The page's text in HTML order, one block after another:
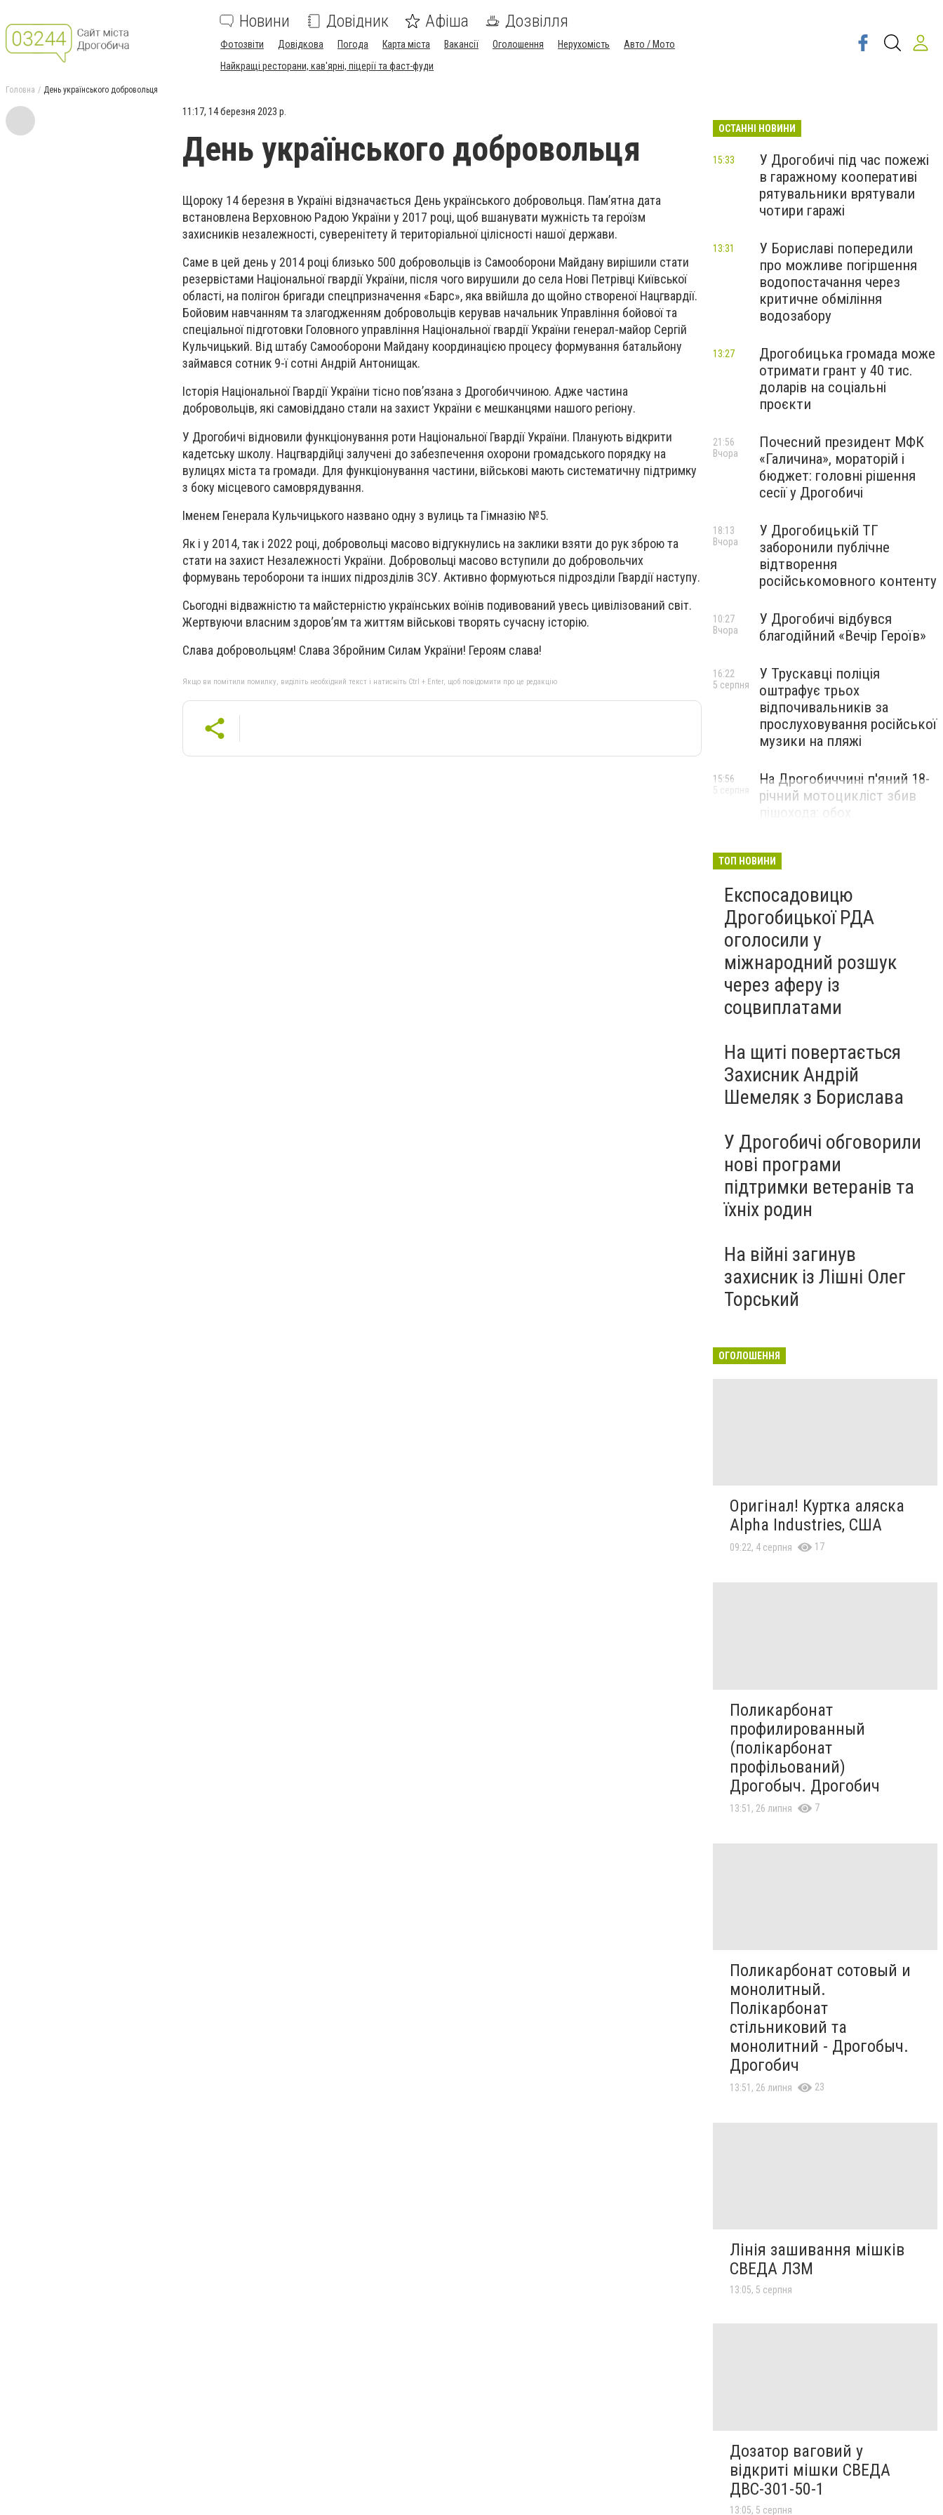
Новини Довідник Афіша Дозвілля
Фотозвіти Довідкова Погода Карта міста Вакансії Оголошення Нерухомість
Авто / Мото
Найкращі ресторани, кав'ярні, піцерії та фаст-фуди
Головна День українського добровольця
11:17, 14 березня 2023 р.
День українського добровольця
Щороку 14 березня в Україні відзначається День українського добровольця. Пам’ятна дата
встановлена Верховною Радою України у 2017 році, щоб вшанувати мужність та героїзм
захисників незалежності, суверенітету й територіальної цілісності нашої держави.
Саме в цей день у 2014 році близько 500 добровольців із Самооборони Майдану вирішили стати
резервістами Національної гвардії України, після чого вирушили до села Нові Петрівці Київської
області, на полігон бригади спецпризначення «Барс», яка ввійшла до щойно створеної Нацгвардії.
Бойовим навчанням та злагодженням добровольців керував начальник Управління бойової та
спеціальної підготовки Головного управління Національної гвардії України генерал-майор Сергій
Кульчицький. Від штабу Самооборони Майдану координацією процесу формування батальйону
займався сотник 9-ї сотні Андрій Антонищак.
Історія Національної Гвардії України тісно пов’язана з Дрогобиччиною. Адже частина
добровольців, які самовіддано стали на захист України є мешканцями нашого регіону.
У Дрогобичі відновили функціонування роти Національної Гвардії України. Планують відкрити
кадетську школу. Нацгвардійці залучені до забезпечення охорони громадського порядку на
вулицях міста та громади. Для функціонування частини, військові мають систематичну підтримку
з боку місцевого самоврядування.
Іменем Генерала Кульчицького названо одну з вулиць та Гімназію №5.
Як і у 2014, так і 2022 році, добровольці масово відгукнулись на заклики взяти до рук зброю та
стати на захист Незалежності України. Добровольці масово вступили до добровольчих
формувань тероборони та інших підрозділів ЗСУ. Активно формуються підрозділи Гвардії наступу.
Сьогодні відважністю та майстерністю українських воїнів подивований увесь цивілізований світ.
Жертвуючи власним здоров’ям та життям військові творять сучасну історію.
Слава добровольцям! Слава Збройним Силам України! Героям слава!
Якщо ви помітили помилку, виділіть необхідний текст і натисніть Ctrl + Enter, щоб повідомити про це редакцію
ОСТАННІ НОВИНИ
У Дрогобичі під час пожежі
в гаражному кооперативі
рятувальники врятували
чотири гаражі
15:33
У Бориславі попередили
про можливе погіршення
водопостачання через
критичне обміління
водозабору
13:31
Дрогобицька громада може
отримати грант у 40 тис.
доларів на соціальні
проєкти
13:27
Почесний президент МФК
«Галичина», мораторій і
бюджет: головні рішення
сесії у Дрогобичі
21:56
Вчора
У Дрогобицькій ТГ
заборонили публічне
відтворення
російськомовного контенту
18:13
Вчора
У Дрогобичі відбувся
благодійний «Вечір Героїв»
10:27
Вчора
У Трускавці поліція
оштрафує трьох
відпочивальників за
прослуховування російської
музики на пляжі
16:22
5 серпня
На Дрогобиччині п'яний 18-
річний мотоцикліст збив
пішохода: обох
15:56
5 серпня
ТОП НОВИНИ
Експосадовицю
Дрогобицької РДА
оголосили у
міжнародний розшук
через аферу із
соцвиплатами
На щиті повертається
Захисник Андрій
Шемеляк з Борислава
У Дрогобичі обговорили
нові програми
підтримки ветеранів та
їхніх родин
На війні загинув
захисник із Лішні Олег
Торський
ОГОЛОШЕННЯ
Оригінал! Куртка аляска
Alpha Industries, США
09:22, 4 серпня 17
Поликарбонат
профилированный
(полікарбонат
профільований)
Дрогобыч. Дрогобич
13:51, 26 липня 7
Поликарбонат сотовый и
монолитный.
Полікарбонат
стільниковий та
монолитний - Дрогобыч.
Дрогобич
13:51, 26 липня 23
Лінія зашивання мішків
СВЕДА ЛЗМ
13:05, 5 серпня
Дозатор ваговий у
відкриті мішки СВЕДА
ДВС-301-50-1
13:05, 5 серпня